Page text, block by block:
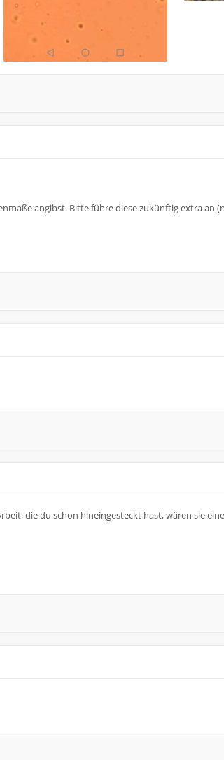
angibst. Bitte führe diese zukünftig extra an
die du schon hineingesteckt hast, wären sie